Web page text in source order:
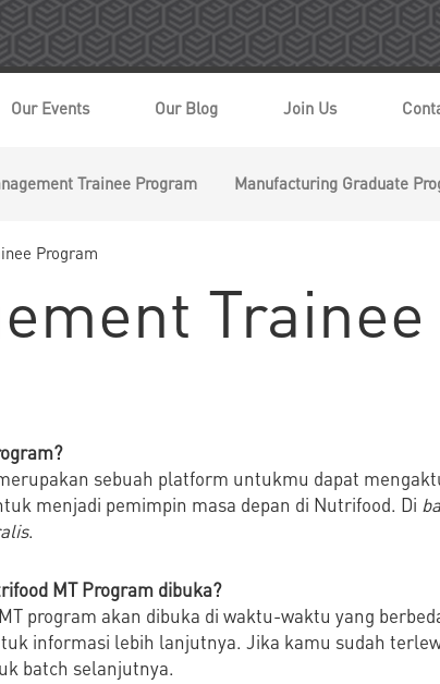
Our Events Our Blog Join Us
Trainee Program Manufacturing Graduate
Program
sebuah platform untukmu dapat
menjadi pemimpin masa depan di Nutrifood. Di
.
MT Program dibuka?
program akan dibuka di waktu-waktu yang
informasi lebih lanjutnya. Jika kamu sudah
batch selanjutnya.